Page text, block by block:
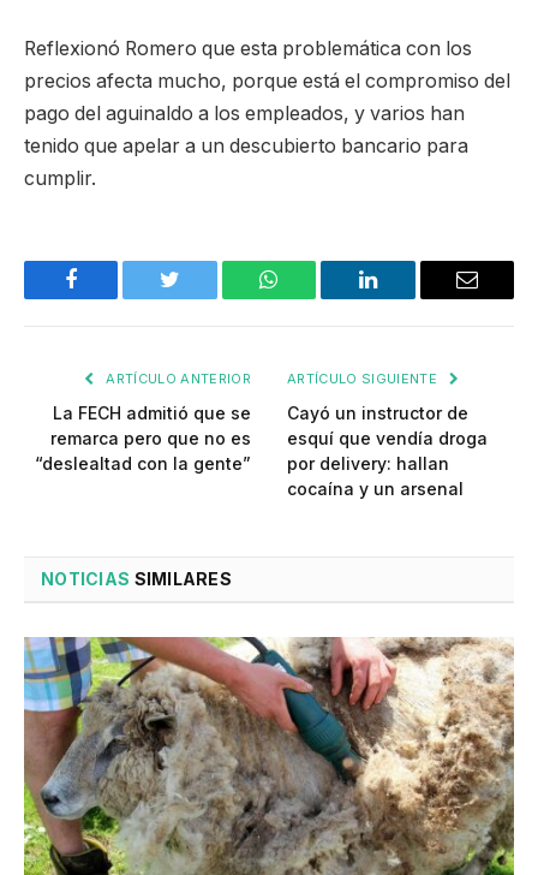
Reflexionó Romero que esta problemática con los
precios afecta mucho, porque está el compromiso del
pago del aguinaldo a los empleados, y varios han
tenido que apelar a un descubierto bancario para
cumplir.
Facebook Twitter WhatsApp LinkedIn Email
ARTÍCULO ANTERIOR
La FECH admitió que se
remarca pero que no es
“deslealtad con la gente”
ARTÍCULO SIGUIENTE
Cayó un instructor de
esquí que vendía droga
por delivery: hallan
cocaína y un arsenal
NOTICIAS SIMILARES